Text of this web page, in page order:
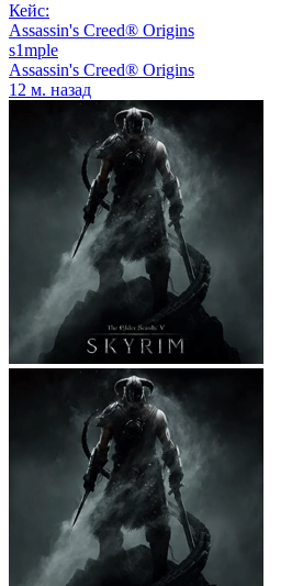
Кейс:
Assassin's Creed® Origins
s1mple
Assassin's Creed® Origins
12 м. назад